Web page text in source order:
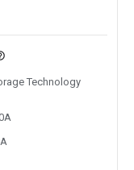
Technology